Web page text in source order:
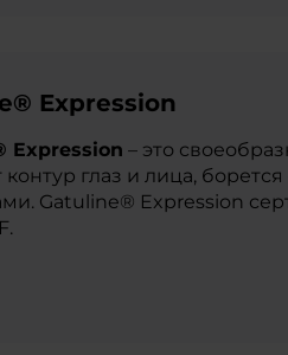
Expression
Expression – это
контур глаз и лица,
Gatuline® Expression